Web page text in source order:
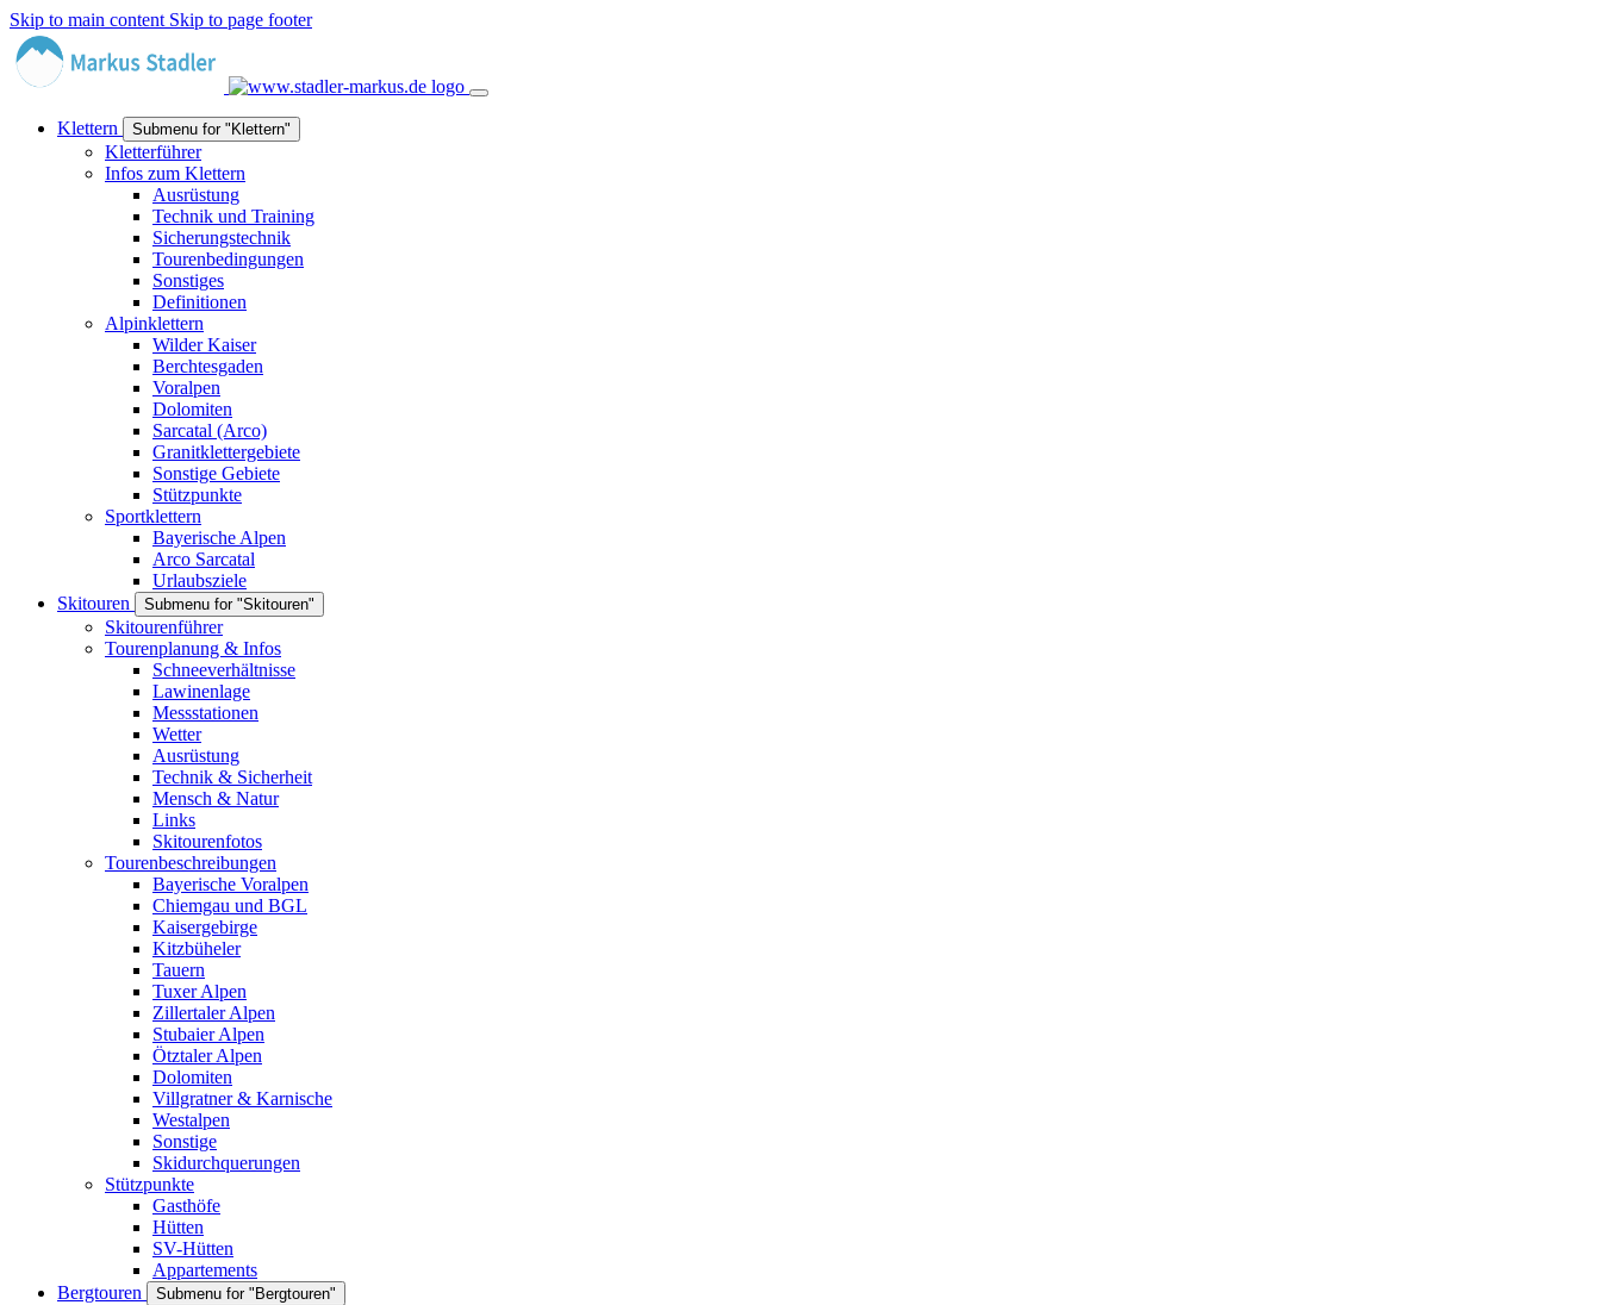
Skip to main content Skip to page footer
Klettern Submenu for "Klettern"
Kletterführer
Infos zum Klettern
Ausrüstung
Technik und Training
Sicherungstechnik
Tourenbedingungen
Sonstiges
Definitionen
Alpinklettern
Wilder Kaiser
Berchtesgaden
Voralpen
Dolomiten
Sarcatal (Arco)
Granitklettergebiete
Sonstige Gebiete
Stützpunkte
Sportklettern
Bayerische Alpen
Arco Sarcatal
Urlaubsziele
Skitouren
Submenu for "Skitouren"
Skitourenführer
Tourenplanung & Infos
Schneeverhältnisse
Lawinenlage
Messstationen
Wetter
Ausrüstung
Technik & Sicherheit
Mensch & Natur
Links
Skitourenfotos
Tourenbeschreibungen
Bayerische Voralpen
Chiemgau und BGL
Kaisergebirge
Kitzbüheler
Tauern
Tuxer Alpen
Zillertaler Alpen
Stubaier Alpen
Ötztaler Alpen
Dolomiten
Villgratner & Karnische
Westalpen
Sonstige
Skidurchquerungen
Stützpunkte
Gasthöfe
Hütten
SV-Hütten
Appartements
Bergtouren
Submenu for "Bergtouren"